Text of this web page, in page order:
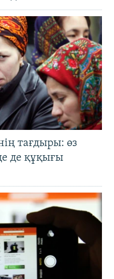
тағдыры: өз
де құқығы